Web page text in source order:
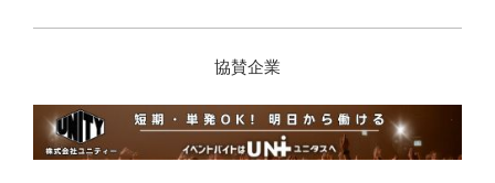
協賛企業